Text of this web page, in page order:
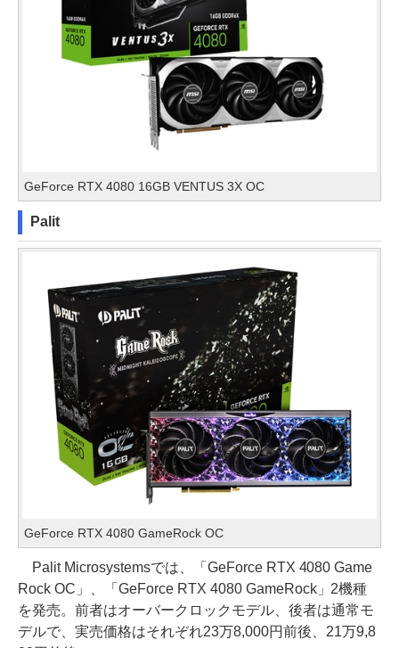
GeForce RTX 4080 16GB VENTUS 3X OC
Palit
GeForce RTX 4080 GameRock OC
Palit Microsystemsでは、「GeForce RTX 4080 Game
Rock OC」、「GeForce RTX 4080 GameRock」2機種
を発売。前者はオーバークロックモデル、後者は通常モ
デルで、実売価格はそれぞれ23万8,000円前後、21万9,8